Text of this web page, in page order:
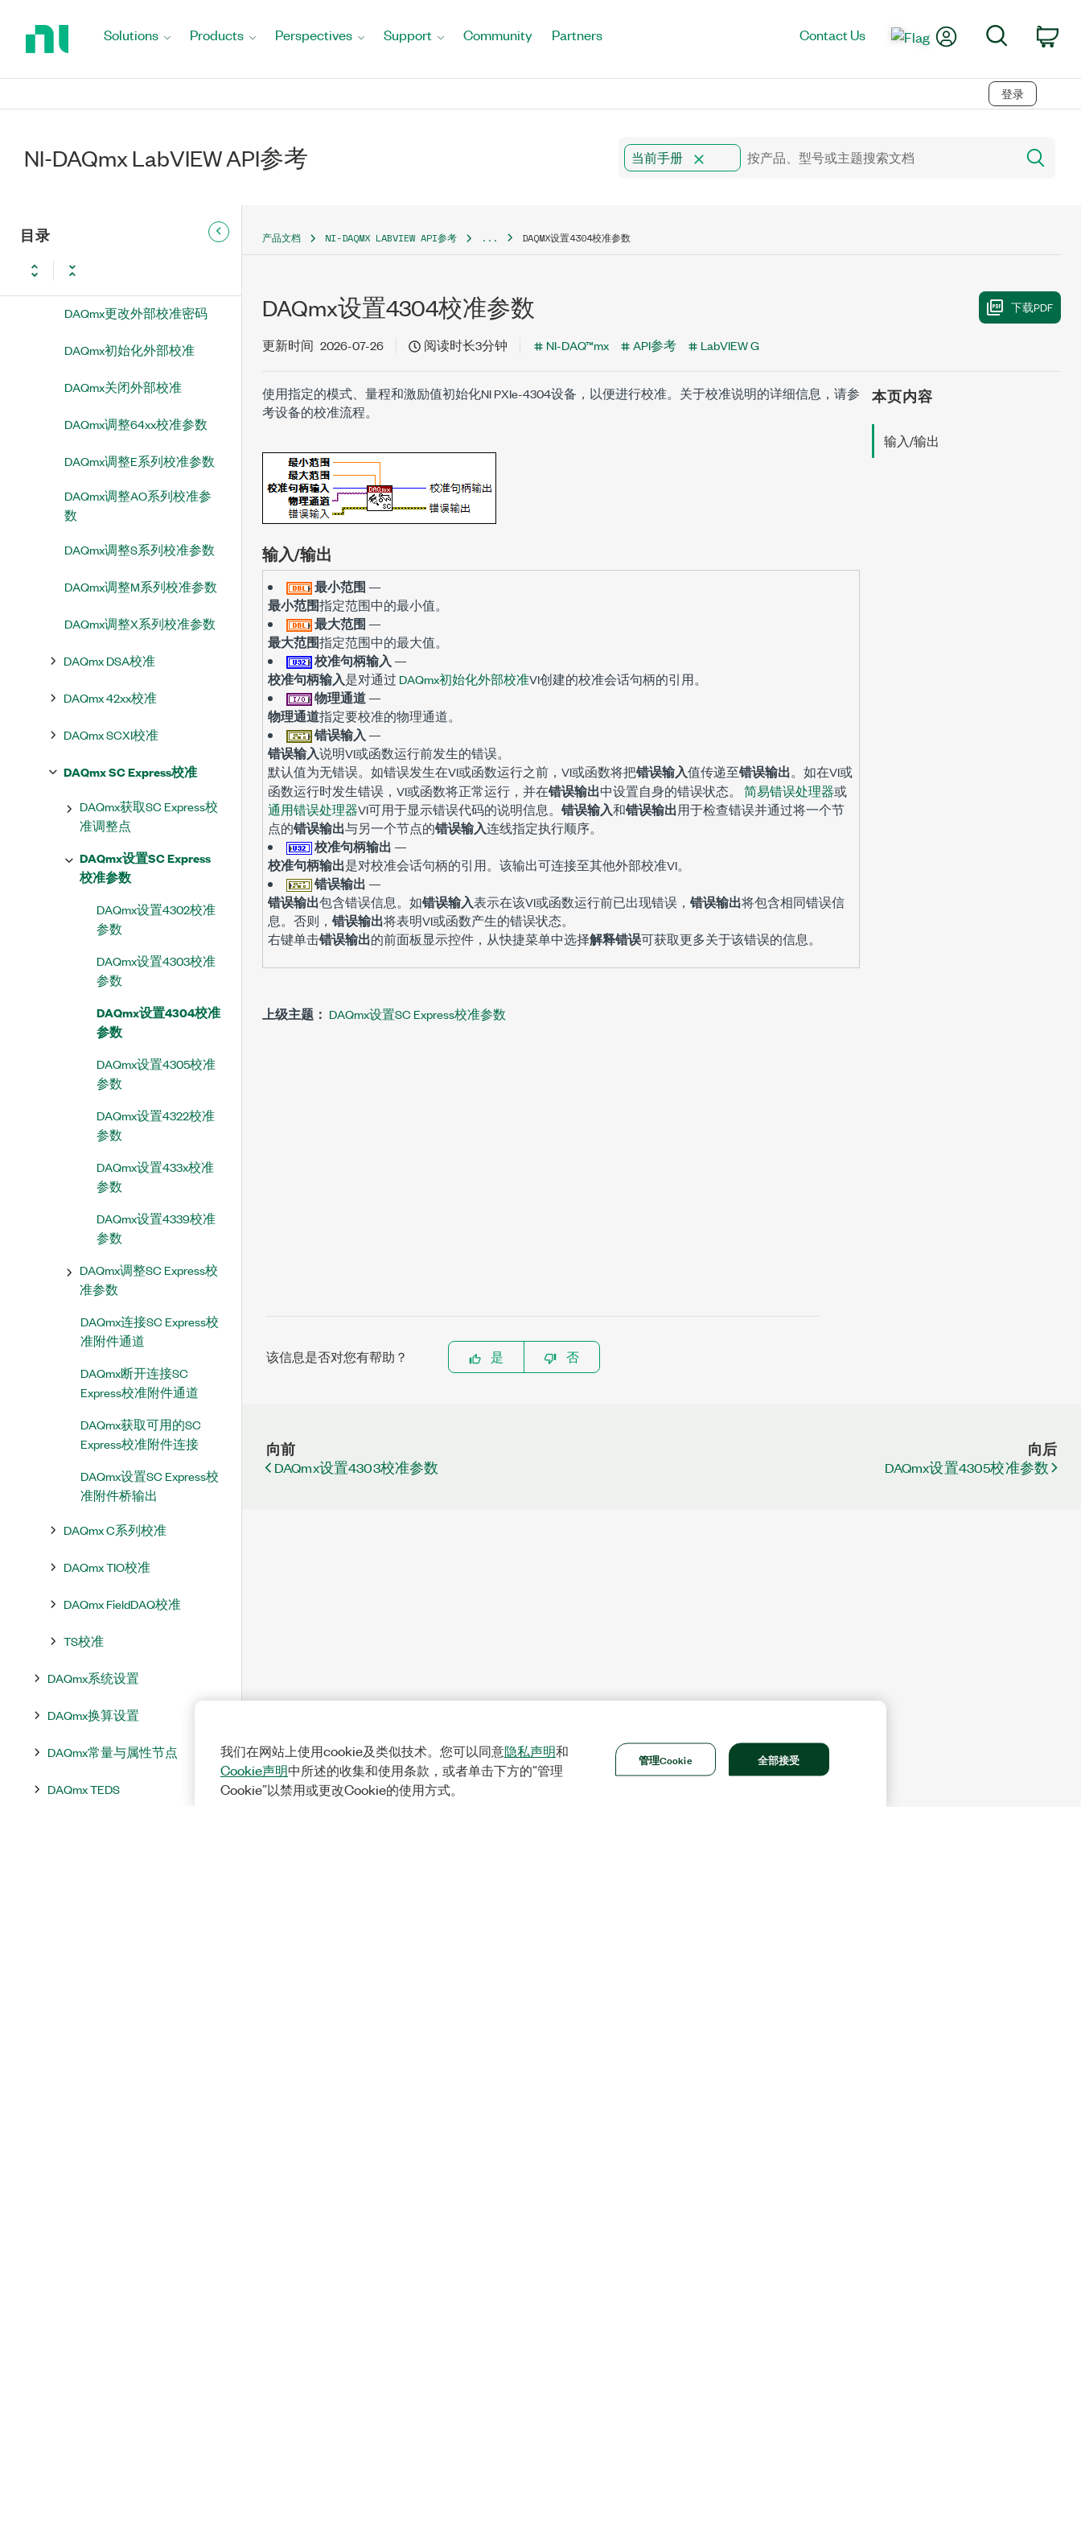
Solutions Products Perspectives Support Community Partners Contact Us My AccountSearch
登录
NI-DAQmx LabVIEW API参考 当前手册
目录
DAQmx执行桥测量失调清零
DAQmx执行热电偶导线测量
量
DAQmx更改外部校准密码
DAQmx初始化外部校准
DAQmx关闭外部校准
DAQmx调整64xx校准参数
DAQmx调整E系列校准参数
DAQmx调整AO系列校准参
数
DAQmx调整S系列校准参数
DAQmx调整M系列校准参数
DAQmx调整X系列校准参数
DAQmx DSA校准
DAQmx 42xx校准
DAQmx SCXI校准
DAQmx SC Express校准
DAQmx获取SC Express校
准调整点
DAQmx设置SC Express
校准参数
DAQmx设置4302校准
参数
DAQmx设置4303校准
参数
DAQmx设置4304校准
参数
DAQmx设置4305校准
参数
DAQmx设置4322校准
参数
DAQmx设置433x校准
参数
DAQmx设置4339校准
参数
DAQmx调整SC Express校
准参数
DAQmx连接SC Express校
准附件通道
DAQmx断开连接SC
Express校准附件通道
DAQmx获取可用的SC
Express校准附件连接
DAQmx设置SC Express校
准附件桥输出
DAQmx C系列校准
DAQmx TIO校准
DAQmx FieldDAQ校准
TS校准
DAQmx系统设置
DAQmx换算设置
DAQmx常量与属性节点
DAQmx TEDS
产品文档 NI-DAQMX LABVIEW API参考 ... DAQMX设置4304校准参数
DAQmx设置4304校准参数
更新时间 2026-07-26 阅读时长3分钟 NI-DAQ™mx API参考 LabVIEW G
使用指定的模式、量程和激励值初始化NI PXIe-4304设备，以便进行校准。关于校准说明的详细信息，请参
考设备的校准流程。
输入/输出
最小范围 —
最小范围指定范围中的最小值。
最大范围 —
最大范围指定范围中的最大值。
校准句柄输入 —
校准句柄输入是对通过 DAQmx初始化外部校准VI创建的校准会话句柄的引用。
物理通道—
物理通道指定要校准的物理通道。
错误输入 —
错误输入说明VI或函数运行前发生的错误。
默认值为无错误。如错误发生在VI或函数运行之前，VI或函数将把错误输入值传递至错误输出。如在VI或
函数运行时发生错误，VI或函数将正常运行，并在错误输出中设置自身的错误状态。 简易错误处理器或
通用错误处理器VI可用于显示错误代码的说明信息。 错误输入和错误输出用于检查错误并通过将一个节
点的错误输出与另一个节点的错误输入连线指定执行顺序。
校准句柄输出 —
校准句柄输出是对校准会话句柄的引用。该输出可连接至其他外部校准VI。
错误输出 —
错误输出包含错误信息。如错误输入表示在该VI或函数运行前已出现错误， 错误输出将包含相同错误信
息。否则， 错误输出将表明VI或函数产生的错误状态。
右键单击错误输出的前面板显示控件，从快捷菜单中选择解释错误可获取更多关于该错误的信息。
上级主题： DAQmx设置SC Express校准参数
本页内容
输入/输出
该信息是否对您有帮助？ 是 否
向前
DAQmx设置4303校准参数
向后
DAQmx设置4305校准参数
我们在网站上使用cookie及类似技术。您可以同意隐私声明和
Cookie声明中所述的收集和使用条款，或者单击下方的“管理
Cookie”以禁用或更改Cookie的使用方式。
管理Cookie 全部接受